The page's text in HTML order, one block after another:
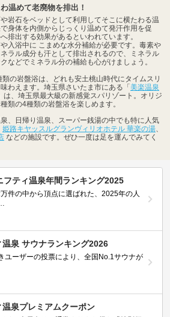
温めて老廃物を排出！
岩石をベッドとして利用してそこに横たわる温
身体を内側からじっくり温めて発汗作用を促
排出する効果があるといわれています。
入浴中に こまめな水分補給が必要です。毒素や
ラル成分も汗として排出されるので、ミネラル
などでミネラル分の補給も心がけましょう。
類の岩盤浴は、どれも安土桃山時代にタイムスリ
わえます。埼玉県さいたま市にある「美楽温泉
は、埼玉県最大級の新感覚スパリゾート。オリジ
類の4種類の岩盤浴を楽しめます。
、日帰り温泉、スーパー銭湯の中でも特に人気
姫路キヤッスルグランヴィリオホテル 華楽の湯
などの施設です。ぜひ一度は足を運んでみてく
フティ温泉年間ランキング2025
件の中から頂点に選ばれた、2025年の人
温泉 サウナランキング2026
ユーザーの投票により、全国No.1サウナが
温泉プレミアムクーポン